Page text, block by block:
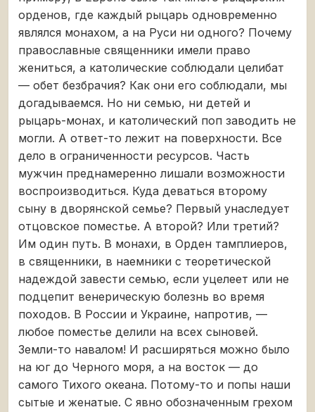
орденов, где каждый рыцарь одновременно
являлся монахом, а на Руси ни одного? Почему
православные священники имели право
жениться, а католические соблюдали целибат
— обет безбрачия? Как они его соблюдали, мы
догадываемся. Но ни семью, ни детей и
рыцарь-монах, и католический поп заводить не
могли. А ответ-то лежит на поверхности. Все
дело в ограниченности ресурсов. Часть
мужчин преднамеренно лишали возможности
воспроизводиться. Куда деваться второму
сыну в дворянской семье? Первый унаследует
отцовское поместье. А второй? Или третий?
Им один путь. В монахи, в Орден тамплиеров,
в священники, в наемники с теоретической
надеждой завести семью, если уцелеет или не
подцепит венерическую болезнь во время
походов. В России и Украине, напротив, —
любое поместье делили на всех сыновей.
Земли-то навалом! И расширяться можно было
на юг до Черного моря, а на восток — до
самого Тихого океана. Потому-то и попы наши
сытые и женатые. С явно обозначенным грехом